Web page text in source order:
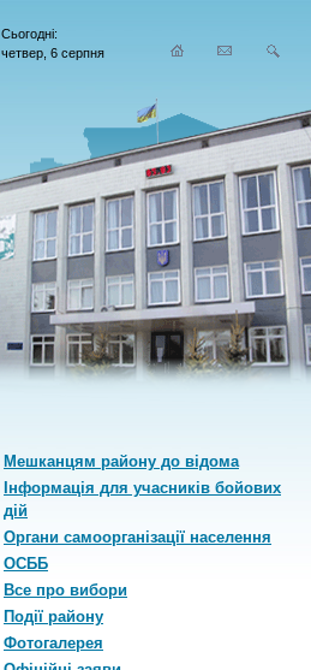
Сьогодні:
четвер, 6 серпня
Мешканцям району до відома
Інформація для учасників бойових
дій
Органи самоорганiзацiї населення
ОСББ
Все про вибори
Події району
Фотогалерея